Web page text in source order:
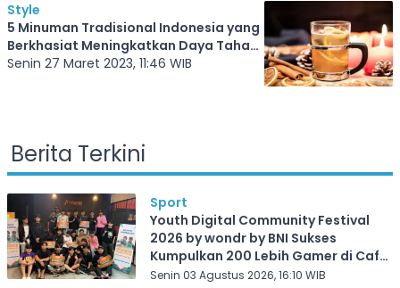
Style
5 Minuman Tradisional Indonesia yang
Berkhasiat Meningkatkan Daya Tahan
Tubuh
Senin 27 Maret 2023, 11:46 WIB
Berita Terkini
Sport
Youth Digital Community Festival
2026 by wondr by BNI Sukses
Kumpulkan 200 Lebih Gamer di Cafe
Frekuensi Depok
Senin 03 Agustus 2026, 16:10 WIB